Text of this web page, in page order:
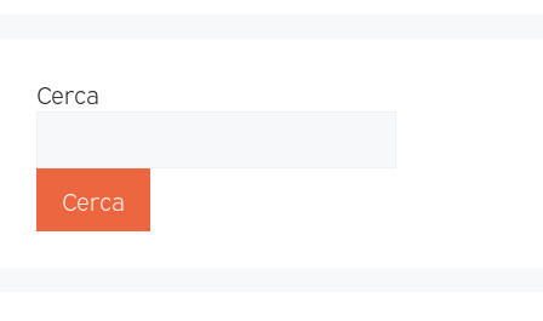
Cerca
Cerca